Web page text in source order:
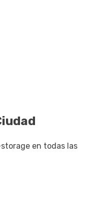
en todas las